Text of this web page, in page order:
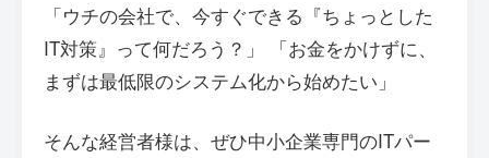
「ウチの会社で、今すぐできる『ちょっとした
IT対策』って何だろう？」 「お金をかけずに、
まずは最低限のシステム化から始めたい」
そんな経営者様は、ぜひ中小企業専門のITパー